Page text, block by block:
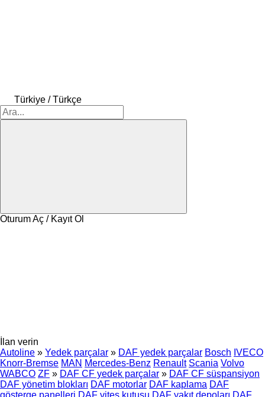
Türkiye / Türkçe
Oturum Aç / Kayıt Ol
İlan verin
Autoline » Yedek parçalar » DAF yedek parçalar Bosch IVECO
Knorr-Bremse MAN Mercedes-Benz Renault Scania Volvo
WABCO ZF » DAF CF yedek parçalar » DAF CF süspansiyon
DAF yönetim blokları DAF motorlar DAF kaplama DAF
gösterge panelleri DAF vites kutusu DAF yakıt depoları DAF